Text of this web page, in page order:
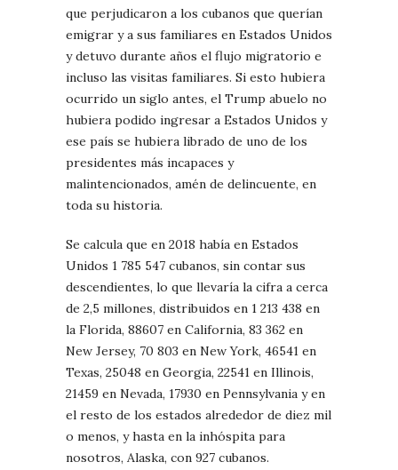
que perjudicaron a los cubanos que querían
emigrar y a sus familiares en Estados Unidos
y detuvo durante años el flujo migratorio e
incluso las visitas familiares. Si esto hubiera
ocurrido un siglo antes, el Trump abuelo no
hubiera podido ingresar a Estados Unidos y
ese país se hubiera librado de uno de los
presidentes más incapaces y
malintencionados, amén de delincuente, en
toda su historia.
Se calcula que en 2018 había en Estados
Unidos 1 785 547 cubanos, sin contar sus
descendientes, lo que llevaría la cifra a cerca
de 2,5 millones, distribuidos en 1 213 438 en
la Florida, 88607 en California, 83 362 en
New Jersey, 70 803 en New York, 46541 en
Texas, 25048 en Georgia, 22541 en Illinois,
21459 en Nevada, 17930 en Pennsylvania y en
el resto de los estados alrededor de diez mil
o menos, y hasta en la inhóspita para
nosotros, Alaska, con 927 cubanos.